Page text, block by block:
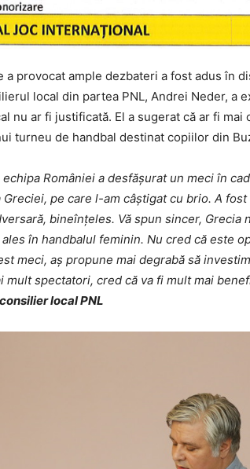
a provocat ample dezbateri a fost adus în
local din partea PNL, Andrei Neder, a
nu ar fi justificată. El a sugerat că ar fi
turneu de handbal destinat copiilor din
României a desfășurat un meci în
pe care l-am câștigat cu brio. A
bineînțeles. Vă spun sincer, Grecia
în handbalul feminin. Nu cred că este
meci, aș propune mai degrabă să
mult spectatori, cred că va fi mult mai
local PNL